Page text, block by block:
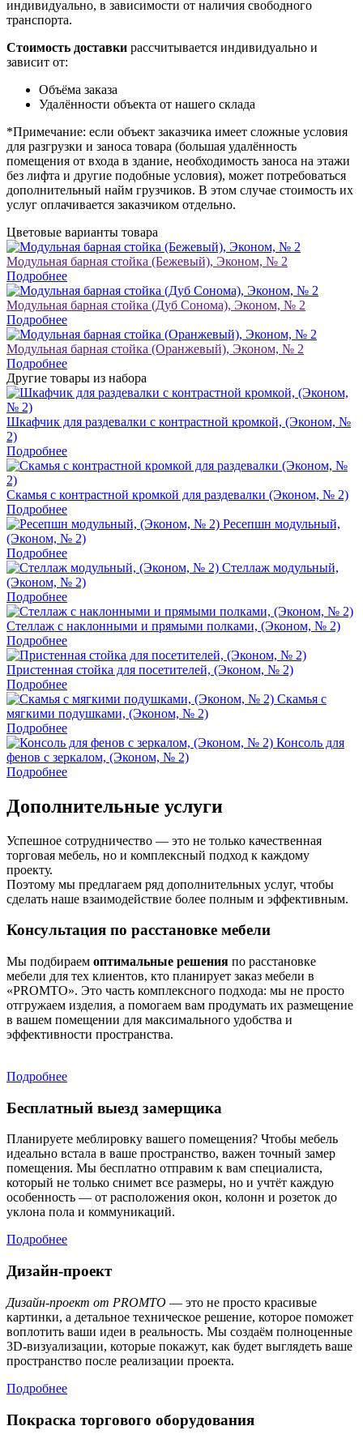
индивидуально, в зависимости от наличия свободного
транспорта.
Стоимость доставки рассчитывается индивидуально и
зависит от:
Объёма заказа
Удалённости объекта от нашего склада
*Примечание: если объект заказчика имеет сложные условия
для разгрузки и заноса товара (большая удалённость
помещения от входа в здание, необходимость заноса на этажи
без лифта и другие подобные условия), может потребоваться
дополнительный найм грузчиков. В этом случае стоимость их
услуг оплачивается заказчиком отдельно.
Цветовые варианты товара
Модульная барная стойка (Бежевый), Эконом, № 2
Подробнее
Модульная барная стойка (Дуб Сонома), Эконом, № 2
Подробнее
Модульная барная стойка (Оранжевый), Эконом, № 2
Подробнее
Другие товары из набора
Шкафчик для раздевалки с контрастной кромкой, (Эконом, №
2)
Подробнее
Скамья с контрастной кромкой для раздевалки (Эконом, № 2)
Подробнее
Ресепшн модульный,
(Эконом, № 2)
Подробнее
Стеллаж модульный,
(Эконом, № 2)
Подробнее
Стеллаж с наклонными и прямыми полками, (Эконом, № 2)
Подробнее
Пристенная стойка для посетителей, (Эконом, № 2)
Подробнее
Скамья с
мягкими подушками, (Эконом, № 2)
Подробнее
Консоль для
фенов с зеркалом, (Эконом, № 2)
Подробнее
Дополнительные услуги
Успешное сотрудничество — это не только качественная
торговая мебель, но и комплексный подход к каждому
проекту.
Поэтому мы предлагаем ряд дополнительных услуг, чтобы
сделать наше взаимодействие более полным и эффективным.
Консультация по расстановке мебели
Мы подбираем оптимальные решения по расстановке
мебели для тех клиентов, кто планирует заказ мебели в
«PROMTO». Это часть комплексного подхода: мы не просто
отгружаем изделия, а помогаем вам продумать их размещение
в вашем помещении для максимального удобства и
эффективности пространства.
Подробнее
Бесплатный выезд замерщика
Планируете меблировку вашего помещения? Чтобы мебель
идеально встала в ваше пространство, важен точный замер
помещения. Мы бесплатно отправим к вам специалиста,
который не только снимет все размеры, но и учтёт каждую
особенность — от расположения окон, колонн и розеток до
уклона пола и коммуникаций.
Подробнее
Дизайн-проект
Дизайн-проект от PROMTO — это не просто красивые
картинки, а детальное техническое решение, которое поможет
воплотить ваши идеи в реальность. Мы создаём полноценные
3D-визуализации, которые покажут, как будет выглядеть ваше
пространство после реализации проекта.
Подробнее
Покраска торгового оборудования